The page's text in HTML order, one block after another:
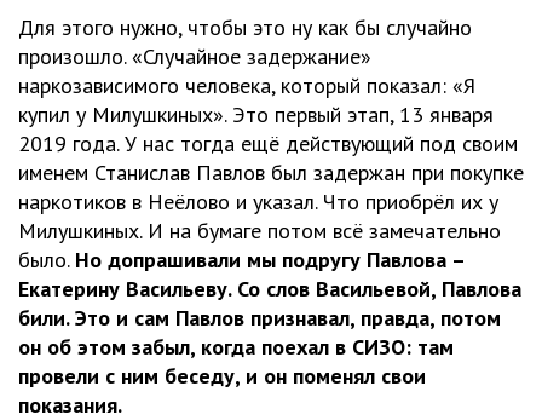
Для этого нужно, чтобы это ну как бы случайно
произошло. «Случайное задержание»
наркозависимого человека, который показал: «Я
купил у Милушкиных». Это первый этап, 13 января
2019 года. У нас тогда ещё действующий под своим
именем Станислав Павлов был задержан при покупке
наркотиков в Неёлово и указал. Что приобрёл их у
Милушкиных. И на бумаге потом всё замечательно
было. Но допрашивали мы подругу Павлова –
Екатерину Васильеву. Со слов Васильевой, Павлова
били. Это и сам Павлов признавал, правда, потом
он об этом забыл, когда поехал в СИЗО: там
провели с ним беседу, и он поменял свои
показания.